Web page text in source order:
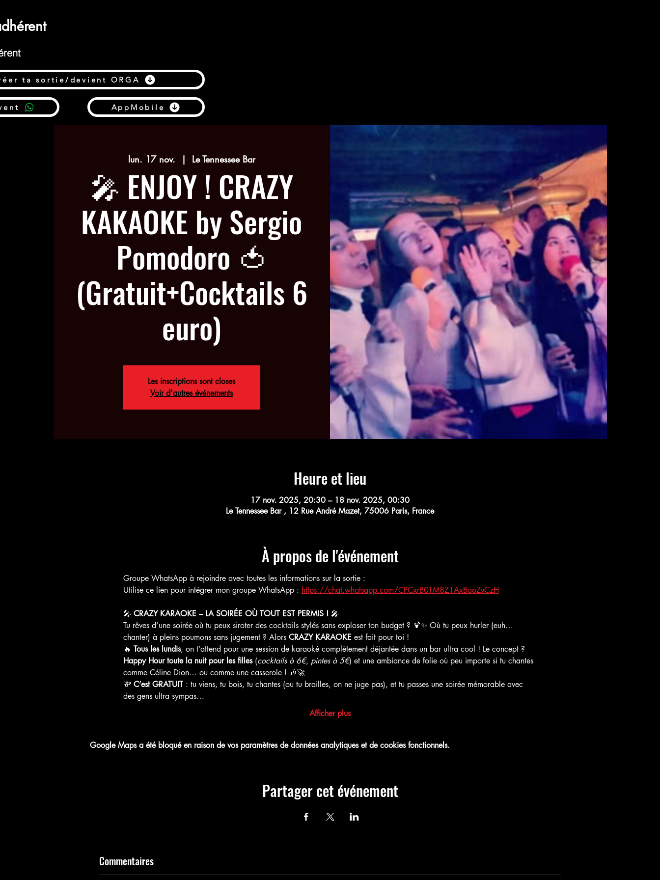
ta sortie/devient ORGA
AppMobile
lun. 17 nov.
  |
Le Tennessee Bar
🎤 ENJOY ! CRAZY
KAKAOKE by Sergio
Pomodoro 🍅
(Gratuit+Cocktails 6
euro)
Les inscriptions sont closes
Voir d'autres événements
Heure et lieu
17 nov. 2025, 20:30 – 18 nov. 2025, 00:30
Le Tennessee Bar , 12 Rue André Mazet, 75006 Paris, France
À propos de l'événement
Groupe WhatsApp à rejoindre avec toutes les informations sur la sortie :
Utilise ce lien pour intégrer mon groupe WhatsApp : https://chat.whatsapp.com/CPCxrB0TM8Z1AxBaoZvCzH
🎤 CRAZY KARAOKE – LA SOIRÉE OÙ TOUT EST PERMIS ! 🎤
Tu rêves d’une soirée où tu peux siroter des cocktails stylés sans exploser ton budget ? 🍹✨ Où tu peux hurler (euh…
chanter) à pleins poumons sans jugement ? Alors CRAZY KARAOKE est fait pour toi !
🔥 Tous les lundis, on t’attend pour une session de karaoké complètement déjantée dans un bar ultra cool ! Le concept ?
Happy Hour toute la nuit pour les filles (cocktails à 6€, pintes à 5€) et une ambiance de folie où peu importe si tu chantes
comme Céline Dion… ou comme une casserole ! 🎶🚀
💸 C’est GRATUIT : tu viens, tu bois, tu chantes (ou tu brailles, on ne juge pas), et tu passes une soirée mémorable avec
des gens ultra sympas…
Afficher plus
Google Maps a été bloqué en raison de vos paramètres de données analytiques et de cookies fonctionnels.
Partager cet événement
Commentaires